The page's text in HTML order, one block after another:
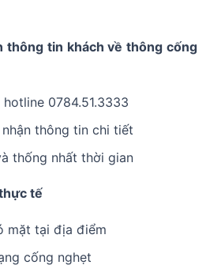
thông tin khách về thông cống
hotline 0784.51.3333
thông tin chi tiết
thống nhất thời gian
tế
mặt tại địa điểm
cống nghẹt